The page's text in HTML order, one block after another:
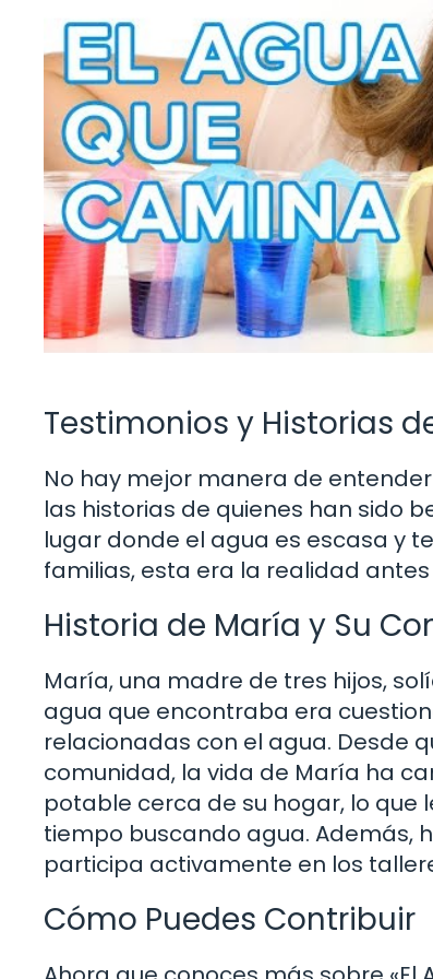
Testimonios y Historias
No hay mejor manera de
las historias de quienes han sido
lugar donde el agua es escasa y
familias, esta era la realidad
Historia de María y Su
María, una madre de tres hijos,
agua que encontraba era
relacionadas con el agua. Desde
comunidad, la vida de María ha
potable cerca de su hogar, lo que
tiempo buscando agua. Además,
participa activamente en los
Cómo Puedes Contribuir